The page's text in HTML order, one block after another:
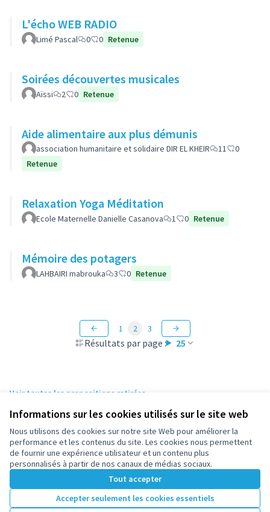
Informations sur les cookies utilisés sur le site web
Nous utilisons des cookies sur notre site Web pour améliorer la
performance et les contenus du site. Les cookies nous permettent
de fournir une expérience utilisateur et un contenu plus
personnalisés à partir de nos canaux de médias sociaux.
Tout accepter
Accepter seulement les cookies essentiels
L'écho WEB RADIO
Limé Pascal 0 0 Retenue
Soirées découvertes musicales
Aïssi 2 0 Retenue
Aide alimentaire aux plus démunis
association humanitaire et solidaire DIR EL KHEIR 11
0
Retenue
Relaxation Yoga Méditation
Ecole Maternelle Danielle Casanova 1 0 Retenue
Mémoire des potagers
LAHBAIRI mabrouka 3 0 Retenue
Résultats par page : 25
1 2 3
Voir toutes les propositions retirées
Conditions d'utilisation
Paramètres des cookies
participez.nanterre.fr sur X
(Lien externe)
participez.nanterre.fr sur Facebook
participez.nanterre.fr sur Instagram
participez.nanterre.fr sur YouTube
(Lien externe)
participez.nanterre.fr sur GitHub
(Lien externe)